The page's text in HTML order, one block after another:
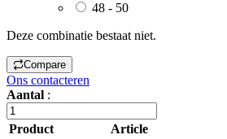
48 - 50
Deze combinatie bestaat niet.
Compare
Ons contacteren
Aantal :
Product Article